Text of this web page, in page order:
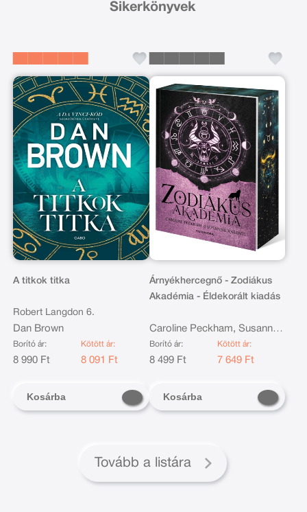
Sikerkönyvek
A titkok titka
Robert Langdon 6.
Dan Brown
Borító ár:
8 990 Ft
Kötött ár:
8 091 Ft
Kosárba
Árnyékhercegnő - Zodiákus
Akadémia - Éldekorált kiadás
Caroline Peckham, Susanne
Valenti
Borító ár:
8 499 Ft
Kötött ár:
7 649 Ft
Kosárba
Tovább a listára